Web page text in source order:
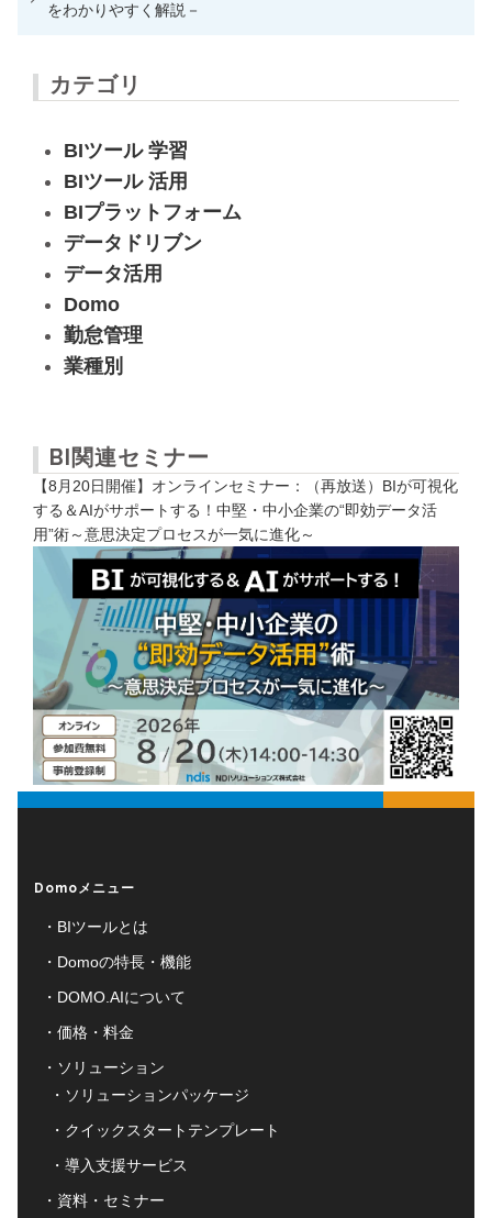
をわかりやすく解説－
カテゴリ
BIツール 学習
BIツール 活用
BIプラットフォーム
データドリブン
データ活用
Domo
勤怠管理
業種別
BI関連セミナー
【8月20日開催】オンラインセミナー：（再放送）BIが可視化
する＆AIがサポートする！中堅・中小企業の“即効データ活
用”術～意思決定プロセスが一気に進化～
Domoメニュー
BIツールとは
Domoの特長・機能
DOMO.AIについて
価格・料金
ソリューション
ソリューションパッケージ
クイックスタートテンプレート
導入支援サービス
資料・セミナー